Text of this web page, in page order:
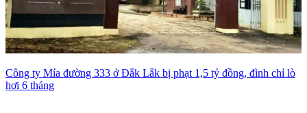
Công ty Mía đường 333 ở Đắk Lắk bị phạt 1,5 tỷ đồng, đình chỉ lò
hơi 6 tháng